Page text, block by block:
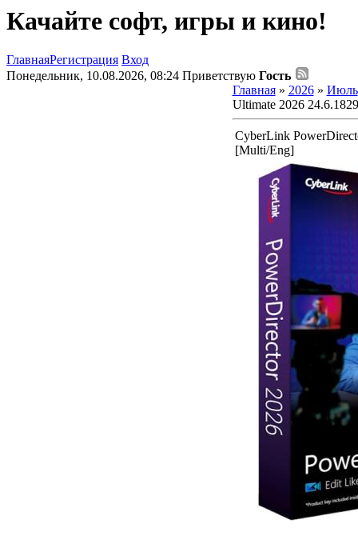
Качайте софт, игры и кино!
ГлавнаяРегистрация Вход
Понедельник, 10.08.2026, 08:24 Приветствую Гость
Главная» 2026 » Июль
Ultimate 2026
CyberLink
[Multi/Eng]